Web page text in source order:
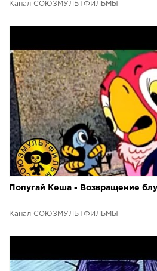
Канал СОЮЗМУЛЬТФИЛЬМЫ
Попугай Кеша - Возвращение
Канал СОЮЗМУЛЬТФИЛЬМЫ